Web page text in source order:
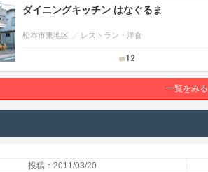
ダイニングキッチン はなぐるま
松本市東地区 レストラン・洋食
12
一覧をみる
投稿：2011/03/20